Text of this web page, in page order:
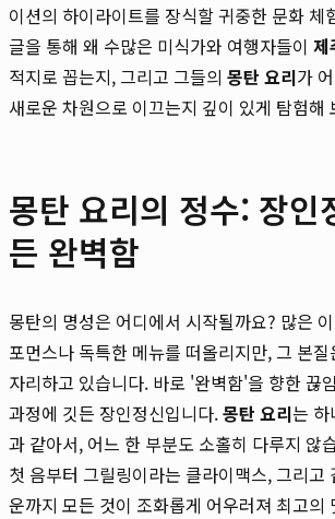
이션의 하이라이트를 장식할 귀중한 문화 체
글을 통해 왜 수많은 미식가와 여행자들이 제
적지로 꼽는지, 그리고 그들의 몽탄 요리가
새로운 차원으로 이끄는지 깊이 있게 탐험해
몽탄 요리의 정수: 장인
든 완벽함
몽탄의 명성은 어디에서 시작될까요? 많은
포먼스나 독특한 메뉴를 떠올리지만, 그 본
자리하고 있습니다. 바로 '완벽함'을 향한 끊
과정에 깃든 장인정신입니다.몽탄 요리는 하
과 같아서, 어느 한 부분도 소홀히 다루지 않
첫 음부터 그릴링이라는 클라이맥스, 그리고
운까지 모든 것이 조화롭게 어우러져 최고의